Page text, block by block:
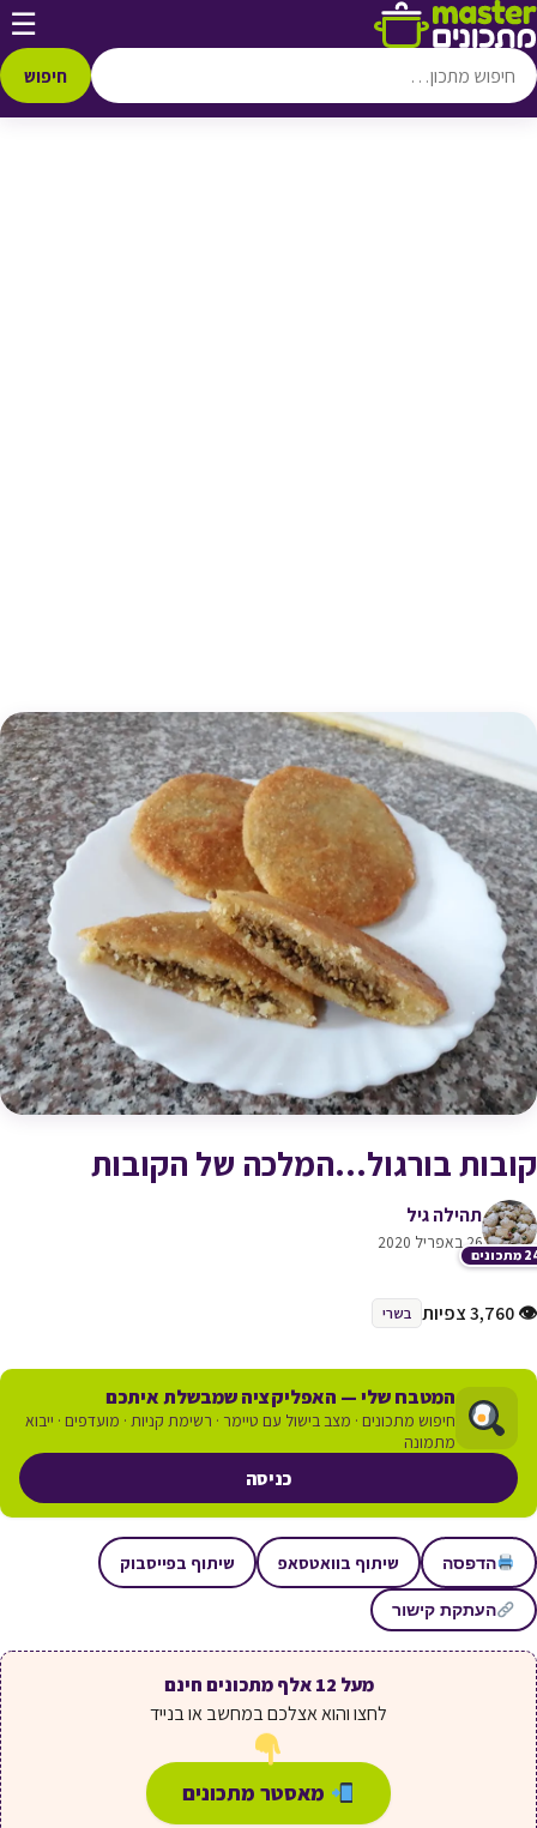
דלג לתוכן ☰
חיפוש
קובות בורגול…המלכה של הקובות
תהילה גיל
26 באפריל 2020
♥ הוספה
👁 3,760 צפיות בשרי
המטבח שלי — האפליקציה שמבשלת איתכם
חיפוש מתכונים · מצב בישול עם טיימר · רשימת קניות · מועדפים · ייבוא
מתמונה
כניסה
הדפסה שיתוף בוואטסאפ שיתוף בפייסבוק
העתקת קישור
מעל 12 אלף מתכונים חינם
לחצו והוא אצלכם במחשב או בנייד
מאסטר מתכונים